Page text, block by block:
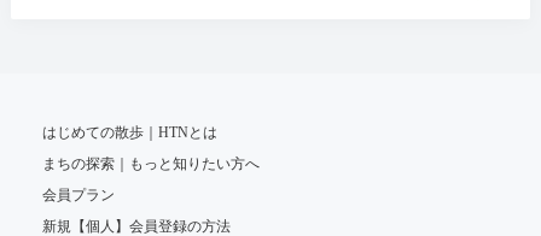
はじめての散歩｜HTNとは
まちの探索｜もっと知りたい方へ
会員プラン
新規【個人】会員登録の方法